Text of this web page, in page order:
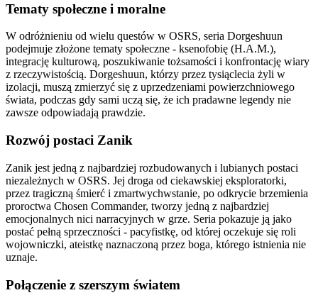
Tematy społeczne i moralne
W odróżnieniu od wielu questów w OSRS, seria Dorgeshuun
podejmuje złożone tematy społeczne - ksenofobię (H.A.M.),
integrację kulturową, poszukiwanie tożsamości i konfrontację wiary
z rzeczywistością. Dorgeshuun, którzy przez tysiąclecia żyli w
izolacji, muszą zmierzyć się z uprzedzeniami powierzchniowego
świata, podczas gdy sami uczą się, że ich pradawne legendy nie
zawsze odpowiadają prawdzie.
Rozwój postaci Zanik
Zanik jest jedną z najbardziej rozbudowanych i lubianych postaci
niezależnych w OSRS. Jej droga od ciekawskiej eksploratorki,
przez tragiczną śmierć i zmartwychwstanie, po odkrycie brzemienia
proroctwa Chosen Commander, tworzy jedną z najbardziej
emocjonalnych nici narracyjnych w grze. Seria pokazuje ją jako
postać pełną sprzeczności - pacyfistkę, od której oczekuje się roli
wojowniczki, ateistkę naznaczoną przez boga, którego istnienia nie
uznaje.
Połączenie z szerszym światem